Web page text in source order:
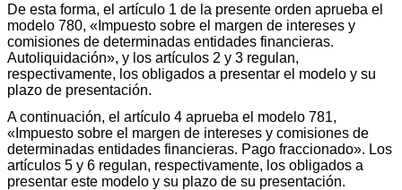
De esta forma, el artículo 1 de la presente orden aprueba el
modelo 780, «Impuesto sobre el margen de intereses y
comisiones de determinadas entidades financieras.
Autoliquidación», y los artículos 2 y 3 regulan,
respectivamente, los obligados a presentar el modelo y su
plazo de presentación.
A continuación, el artículo 4 aprueba el modelo 781,
«Impuesto sobre el margen de intereses y comisiones de
determinadas entidades financieras. Pago fraccionado». Los
artículos 5 y 6 regulan, respectivamente, los obligados a
presentar este modelo y su plazo de su presentación.